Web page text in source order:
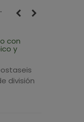
con
y
división